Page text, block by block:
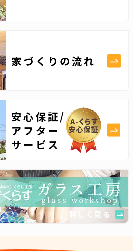
家づくりの流れ
安心保証/
アフター
サービス
詳しく見る